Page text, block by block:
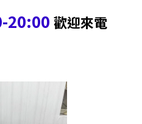
20:00 歡迎來電